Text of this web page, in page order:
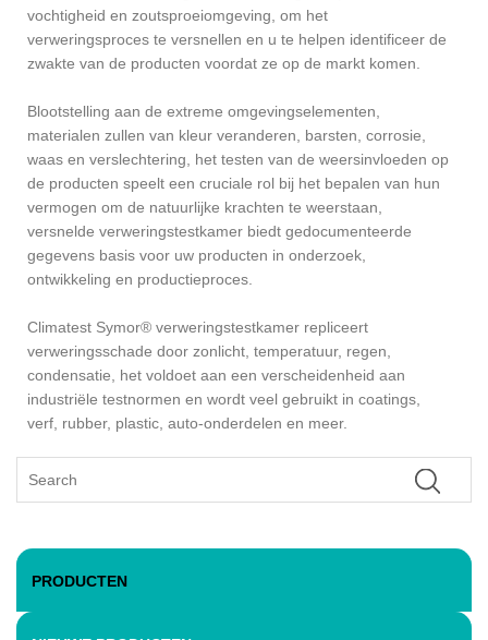
vochtigheid en zoutsproeiomgeving, om het
verweringsproces te versnellen en u te helpen identificeer de
zwakte van de producten voordat ze op de markt komen.
Blootstelling aan de extreme omgevingselementen,
materialen zullen van kleur veranderen, barsten, corrosie,
waas en verslechtering, het testen van de weersinvloeden op
de producten speelt een cruciale rol bij het bepalen van hun
vermogen om de natuurlijke krachten te weerstaan,
versnelde verweringstestkamer biedt gedocumenteerde
gegevens basis voor uw producten in onderzoek,
ontwikkeling en productieproces.
Climatest Symor® verweringstestkamer repliceert
verweringsschade door zonlicht, temperatuur, regen,
condensatie, het voldoet aan een verscheidenheid aan
industriële testnormen en wordt veel gebruikt in coatings,
verf, rubber, plastic, auto-onderdelen en meer.
PRODUCTEN